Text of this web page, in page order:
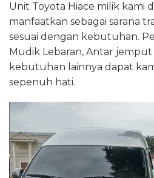
Unit Toyota Hiace milik kami
manfaatkan sebagai sarana
sesuai dengan kebutuhan.
Mudik Lebaran, Antar
kebutuhan lainnya dapat
sepenuh hati.